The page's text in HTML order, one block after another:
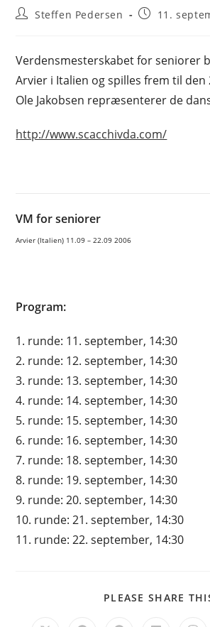
PostSteffen Pedersen
Post11.
Verdensmesterskabet for seniorer
Arvier i Italien og spilles frem til den
Ole Jakobsen repræsenterer de
http://www.scacchivda.com/
VM for seniorer
Arvier (Italien) 11.09 – 22.09 2006
Program:
1. runde: 11. september, 14:30
2. runde: 12. september, 14:30
3. runde: 13. september, 14:30
4. runde: 14. september, 14:30
5. runde: 15. september, 14:30
6. runde: 16. september, 14:30
7. runde: 18. september, 14:30
8. runde: 19. september, 14:30
9. runde: 20. september, 14:30
10. runde: 21. september, 14:30
11. runde: 22. september, 14:30
PLEASE SHARE